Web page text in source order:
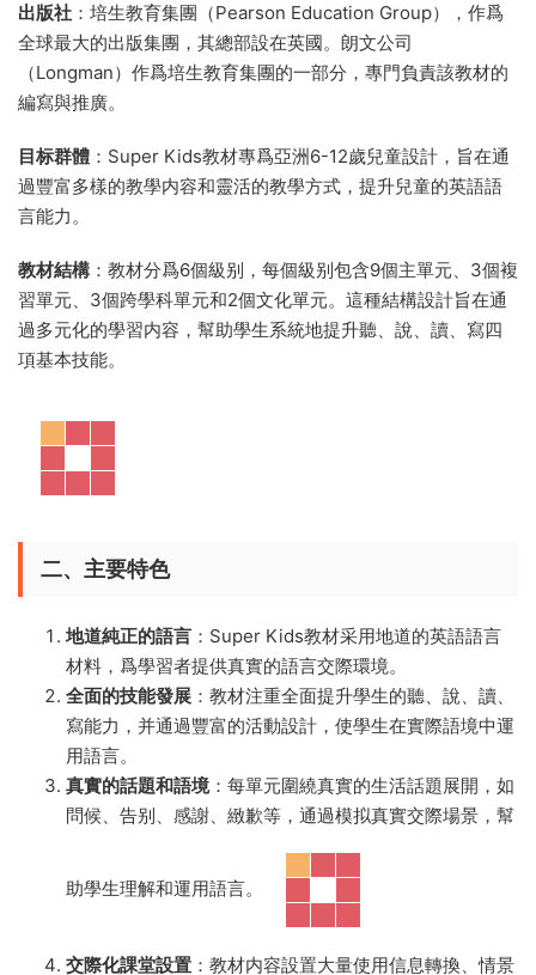
出版社 ：培生教育集團（Pearson Education Group），作爲
全球最大的出版集團，其總部設在英國。朗文公司
（Longman）作爲培生教育集團的一部分，專門負責該教材的
編寫與推廣。
目标群體 ：Super Kids教材專爲亞洲6-12歲兒童設計，旨在通
過豐富多樣的教學内容和靈活的教學方式，提升兒童的英語語
言能力。
教材結構 ：教材分爲6個級别，每個級别包含9個主單元、3個複
習單元、3個跨學科單元和2個文化單元。這種結構設計旨在通
過多元化的學習内容，幫助學生系統地提升聽、說、讀、寫四
項基本技能。
二、主要特色
地道純正的語言 ：Super Kids教材采用地道的英語語言
材料，爲學習者提供真實的語言交際環境。
全面的技能發展 ：教材注重全面提升學生的聽、說、讀、
寫能力，并通過豐富的活動設計，使學生在實際語境中運
用語言。
真實的話題和語境：每單元圍繞真實的生活話題展開，如
問候、告别、感謝、緻歉等，通過模拟真實交際場景，幫
助學生理解和運用語言。
交際化課堂設置 ：教材内容設置大量使用信息轉換、情景